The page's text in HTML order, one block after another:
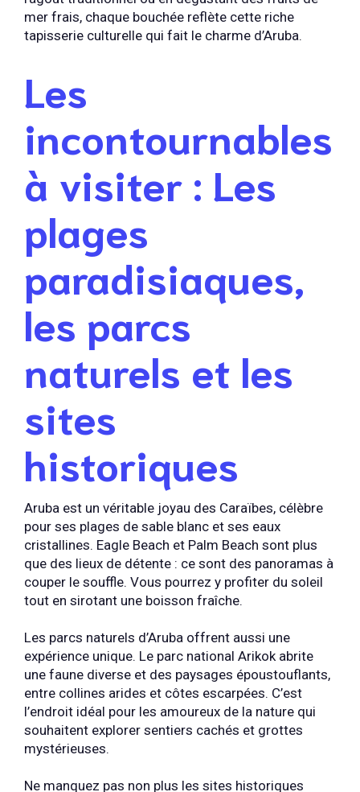
mer frais, chaque bouchée reflète cette riche
tapisserie culturelle qui fait le charme d’Aruba.
Les
incontournables
à visiter : Les
plages
paradisiaques,
les parcs
naturels et les
sites
historiques
Aruba est un véritable joyau des Caraïbes, célèbre
pour ses plages de sable blanc et ses eaux
cristallines. Eagle Beach et Palm Beach sont plus
que des lieux de détente : ce sont des panoramas à
couper le souffle. Vous pourrez y profiter du soleil
tout en sirotant une boisson fraîche.
Les parcs naturels d’Aruba offrent aussi une
expérience unique. Le parc national Arikok abrite
une faune diverse et des paysages époustouflants,
entre collines arides et côtes escarpées. C’est
l’endroit idéal pour les amoureux de la nature qui
souhaitent explorer sentiers cachés et grottes
mystérieuses.
Ne manquez pas non plus les sites historiques